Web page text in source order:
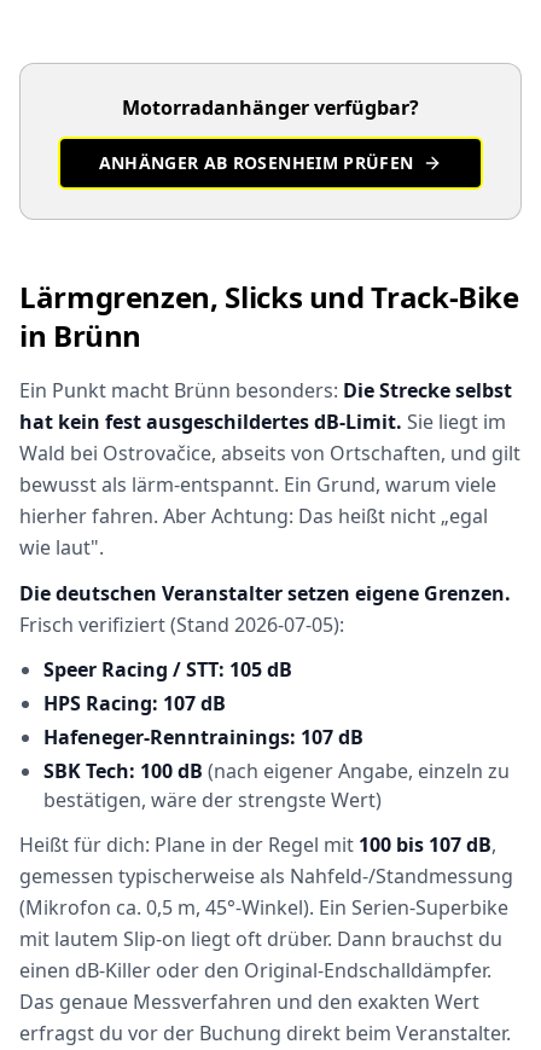
Motorradanhänger verfügbar?
ANHÄNGER AB ROSENHEIM PRÜFEN
Lärmgrenzen, Slicks und Track-Bike
in Brünn
Ein Punkt macht Brünn besonders: Die Strecke selbst
hat kein fest ausgeschildertes dB-Limit. Sie liegt im
Wald bei Ostrovačice, abseits von Ortschaften, und gilt
bewusst als lärm-entspannt. Ein Grund, warum viele
hierher fahren. Aber Achtung: Das heißt nicht „egal
wie laut".
Die deutschen Veranstalter setzen eigene Grenzen.
Frisch verifiziert (Stand 2026-07-05):
Speer Racing / STT: 105 dB
HPS Racing: 107 dB
Hafeneger-Renntrainings: 107 dB
SBK Tech: 100 dB (nach eigener Angabe, einzeln zu
bestätigen, wäre der strengste Wert)
Heißt für dich: Plane in der Regel mit 100 bis 107 dB,
gemessen typischerweise als Nahfeld-/Standmessung
(Mikrofon ca. 0,5 m, 45°-Winkel). Ein Serien-Superbike
mit lautem Slip-on liegt oft drüber. Dann brauchst du
einen dB-Killer oder den Original-Endschalldämpfer.
Das genaue Messverfahren und den exakten Wert
erfragst du vor der Buchung direkt beim Veranstalter.